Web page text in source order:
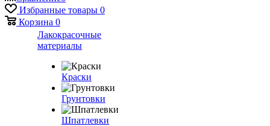
Избранные товары 0
Корзина 0
Лакокрасочные
материалы
Краски
Грунтовки
Шпатлевки